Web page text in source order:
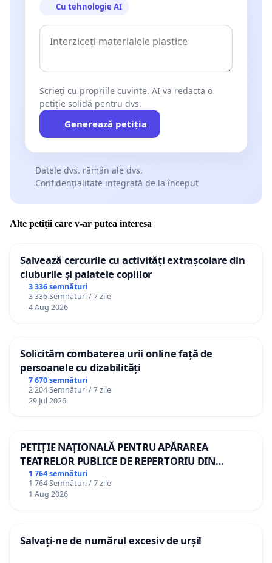
Cu tehnologie AI
Scrieți cu propriile cuvinte. AI va redacta o
petiție solidă pentru dvs.
Generează petiția
Datele dvs. rămân ale dvs.
Confidențialitate integrată de la început
Alte petiții care v-ar putea interesa
Salvează cercurile cu activități extrașcolare din
cluburile și palatele copiilor
3 336 semnături
3 336 Semnături / 7 zile
4 Aug 2026
Solicităm combaterea urii online față de
persoanele cu dizabilități
7 670 semnături
2 204 Semnături / 7 zile
29 Jul 2026
PETIȚIE NAȚIONALĂ PENTRU APĂRAREA
TEATRELOR PUBLICE DE REPERTORIU DIN
ROMÂNIA
1 764 semnături
1 764 Semnături / 7 zile
1 Aug 2026
Salvați-ne de numărul excesiv de urși!